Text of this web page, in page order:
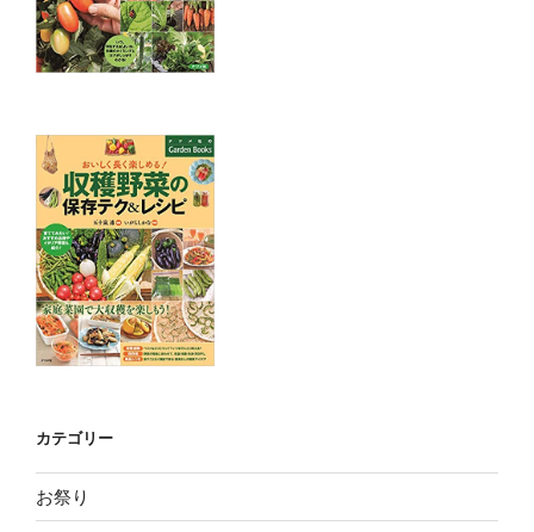
カテゴリー
お祭り